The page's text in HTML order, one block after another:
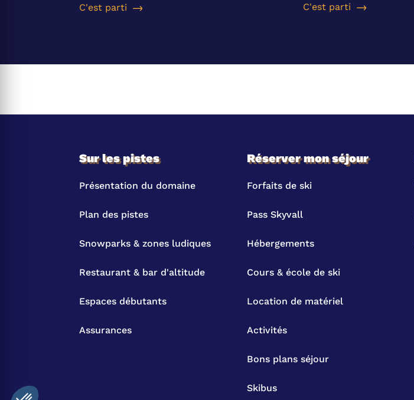
C'est parti
C'est parti
Sur les pistes
Présentation du domaine
Plan des pistes
Snowparks & zones ludiques
Restaurant & bar d'altitude
Espaces débutants
Assurances
Réserver mon séjour
Forfaits de ski
Pass Skyvall
Hébergements
Cours & école de ski
Location de matériel
Activités
Bons plans séjour
Skibus